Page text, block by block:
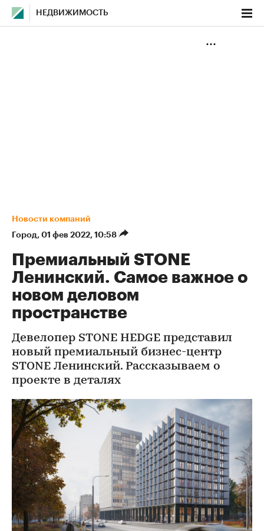
НЕДВИЖИМОСТЬ
Новости компаний
Город⁠, 01 фев 2022, 10:58
Премиальный STONE
Ленинский. Самое важное о
новом деловом
пространстве
Девелопер STONE HEDGE представил
новый премиальный бизнес-центр
STONE Ленинский. Рассказываем о
проекте в деталях